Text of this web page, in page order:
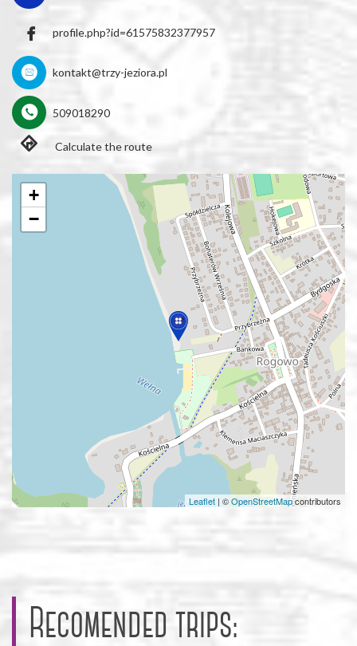
profile.php?id=61575832377957
kontakt@trzy-jeziora.pl
509018290
Calculate the route
+
−
Leaflet | ©OpenStreetMapcontributors
Recomended trips: